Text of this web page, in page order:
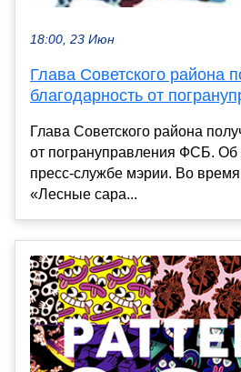
18:00, 23 Июн
Глава Советского района
благодарность от
Глава Советского района
от погрануправления ФСБ.
пресс-службе мэрии. Во
«Лесные сара...